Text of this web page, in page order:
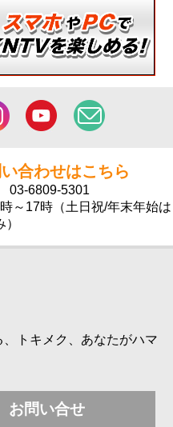
合わせはこちら
03-6809-5301
～17時（土日祝/年末年始は
トキメク、あなたがハマ
お問い合せ